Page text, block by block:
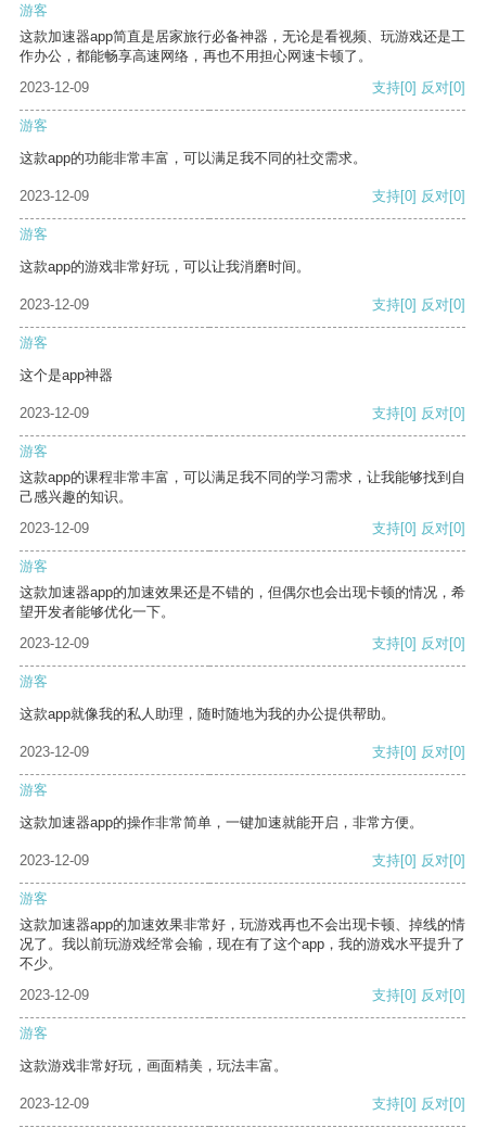
游客
这款加速器app简直是居家旅行必备神器，无论是看视频、玩游戏还是工
作办公，都能畅享高速网络，再也不用担心网速卡顿了。
2023-12-09
支持[0] 反对[0]
游客
这款app的功能非常丰富，可以满足我不同的社交需求。
2023-12-09 支持[0] 反对[0]
游客
这款app的游戏非常好玩，可以让我消磨时间。
2023-12-09 支持[0] 反对[0]
游客
这个是app神器
2023-12-09 支持[0] 反对[0]
游客
这款app的课程非常丰富，可以满足我不同的学习需求，让我能够找到自
己感兴趣的知识。
2023-12-09
支持[0] 反对[0]
游客
这款加速器app的加速效果还是不错的，但偶尔也会出现卡顿的情况，希
望开发者能够优化一下。
2023-12-09
支持[0] 反对[0]
游客
这款app就像我的私人助理，随时随地为我的办公提供帮助。
2023-12-09 支持[0] 反对[0]
游客
这款加速器app的操作非常简单，一键加速就能开启，非常方便。
2023-12-09 支持[0] 反对[0]
游客
这款加速器app的加速效果非常好，玩游戏再也不会出现卡顿、掉线的情
况了。我以前玩游戏经常会输，现在有了这个app，我的游戏水平提升了
不少。
2023-12-09
支持[0] 反对[0]
游客
这款游戏非常好玩，画面精美，玩法丰富。
2023-12-09 支持[0] 反对[0]